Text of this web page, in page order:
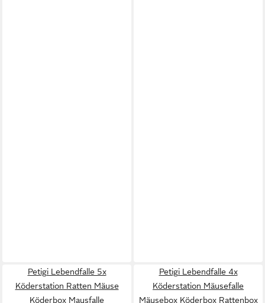
Petigi Lebendfalle 5x
Köderstation Ratten Mäuse
Köderbox Mausfalle
Petigi Lebendfalle 4x
Köderstation Mäusefalle
Mäusebox Köderbox Rattenbox